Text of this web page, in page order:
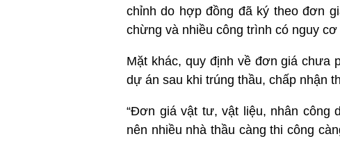
chỉnh do hợp đồng đã ký theo đơn
chừng và nhiều công trình có nguy cơ
Mặt khác, quy định về đơn giá chưa
dự án sau khi trúng thầu, chấp nhận
“Đơn giá vật tư, vật liệu, nhân công
nên nhiều nhà thầu càng thi công